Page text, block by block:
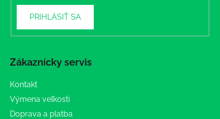
PRIHLÁSIŤ SA
Zákaznícky servis
Kontakt
Výmena veľkosti
Doprava a platba